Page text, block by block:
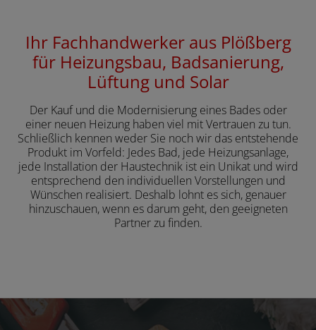
Ihr Fachhandwerker aus Plößberg
für Heizungsbau, Badsanierung,
Lüftung und Solar
Der Kauf und die Modernisierung eines Bades oder
einer neuen Heizung haben viel mit Vertrauen zu tun.
Schließlich kennen weder Sie noch wir das entstehende
Produkt im Vorfeld: Jedes Bad, jede Heizungsanlage,
jede Installation der Haustechnik ist ein Unikat und wird
entsprechend den individuellen Vorstellungen und
Wünschen realisiert. Deshalb lohnt es sich, genauer
hinzuschauen, wenn es darum geht, den geeigneten
Partner zu finden.